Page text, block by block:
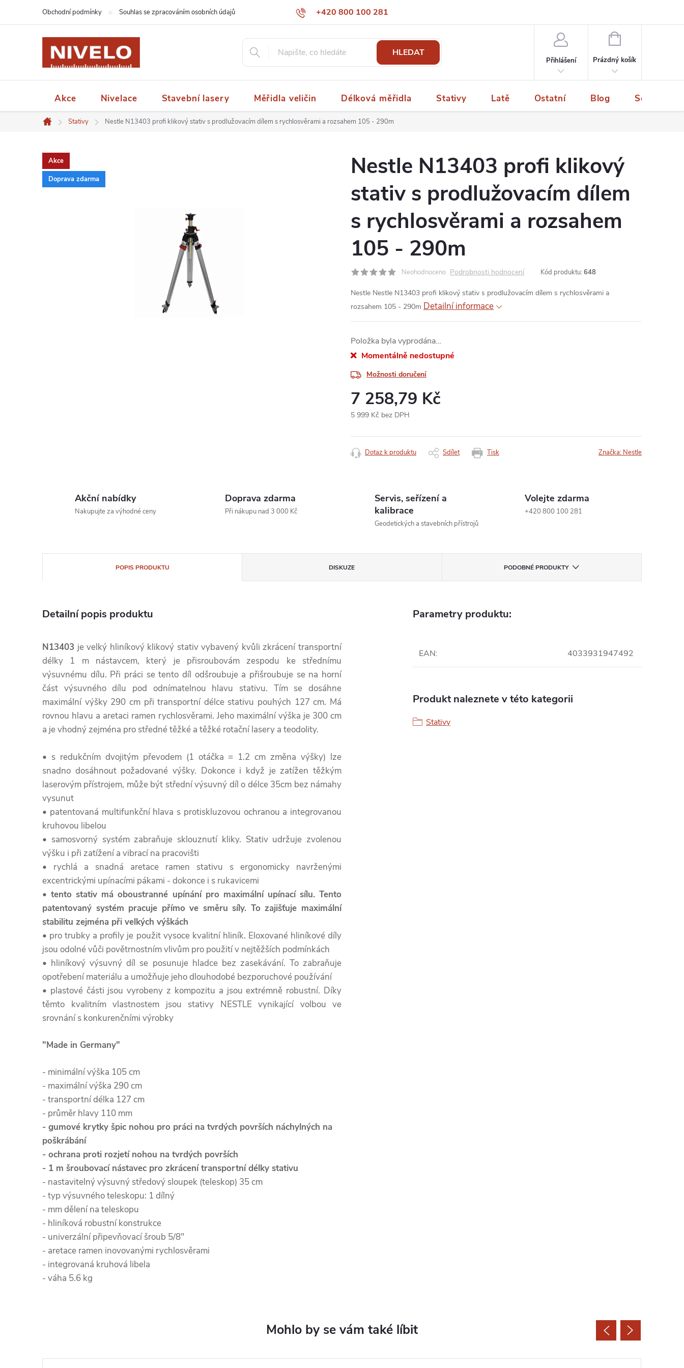
+420 800 100 281
papaspol@papaspol.cz
Obchodní podmínky Souhlas se zpracováním osobních údajů
HLEDAT
Přihlášení
NÁKUPNÍ
Prázdný košík
Akce Nivelace Stavební lasery Měřidla veličin Délková měřidla Stativy Latě Ostatní Blog Servis a
Domů
Stativy Nestle N13403 profi klikový stativ s prodlužovacím dílem s rychlosvěrami a rozsahem 105 - 290m
Akce
Doprava zdarma
Nestle N13403 profi klikový
stativ s prodlužovacím dílem
s rychlosvěrami a rozsahem
105 - 290m
Neohodnoceno Podrobnosti hodnocení Kód produktu: 648
Nestle Nestle N13403 profi klikový stativ s prodlužovacím dílem s rychlosvěrami a
rozsahem 105 - 290m Detailní informace
Položka byla vyprodána…
Momentálně nedostupné
Možnosti doručení
7 258,79 Kč
5 999 Kč bez DPH
cena:
Tisk
Dotaz k produktu Sdílet Značka: Nestle
Akční nabídky
Nakupujte za výhodné ceny
Doprava zdarma
Při nákupu nad 3 000 Kč
Servis, seřízení a
kalibrace
Geodetických a stavebních přístrojů
Volejte zdarma
+420 800 100 281
POPIS PRODUKTU DISKUZE PODOBNÉ PRODUKTY
Detailní popis produktu
N13403 je velký hliníkový klikový stativ vybavený kvůli zkrácení transportní
délky 1 m nástavcem, který je přisroubovám zespodu ke střednímu
výsuvnému dílu. Při práci se tento díl odšroubuje a přišroubuje se na horní
část výsuvného dílu pod odnímatelnou hlavu stativu. Tím se dosáhne
maximální výšky 290 cm při transportní délce stativu pouhých 127 cm. Má
rovnou hlavu a aretaci ramen rychlosvěrami. Jeho maximální výška je 300 cm
a je vhodný zejména pro středné těžké a těžké rotační lasery a teodolity.
• s redukčním dvojitým převodem (1 otáčka = 1.2 cm změna výšky) lze
snadno dosáhnout požadované výšky. Dokonce i když je zatížen těžkým
laserovým přístrojem, může být střední výsuvný díl o délce 35cm bez námahy
vysunut
• patentovaná multifunkční hlava s protiskluzovou ochranou a integrovanou
kruhovou libelou
• samosvorný systém zabraňuje sklouznutí kliky. Stativ udržuje zvolenou
výšku i při zatížení a vibrací na pracovišti
• rychlá a snadná aretace ramen stativu s ergonomicky navrženými
excentrickými upínacími pákami - dokonce i s rukavicemi
• tento stativ má oboustranné upínání pro maximální upínací sílu. Tento
patentovaný systém pracuje přímo ve směru síly. To zajišťuje maximální
stabilitu zejména při velkých výškách
• pro trubky a profily je použit vysoce kvalitní hliník. Eloxované hliníkové díly
jsou odolné vůči povětrnostním vlivům pro použití v nejtěžších podmínkách
• hliníkový výsuvný díl se posunuje hladce bez zasekávání. To zabraňuje
opotřebení materiálu a umožňuje jeho dlouhodobé bezporuchové používání
• plastové části jsou vyrobeny z kompozitu a jsou extrémně robustní. Díky
těmto kvalitním vlastnostem jsou stativy NESTLE vynikající volbou ve
srovnání s konkurenčními výrobky
"Made in Germany"
- minimální výška 105 cm
- maximální výška 290 cm
- transportní délka 127 cm
- průměr hlavy 110 mm
- gumové krytky špic nohou pro práci na tvrdých površích náchylných na
poškrábání
- ochrana proti rozjetí nohou na tvrdých površích
- 1 m šroubovací nástavec pro zkrácení transportní délky stativu
- nastavitelný výsuvný středový sloupek (teleskop) 35 cm
- typ výsuvného teleskopu: 1 dílný
- mm dělení na teleskopu
- hliníková robustní konstrukce
- univerzální připevňovací šroub 5/8"
- aretace ramen inovovanými rychlosvěrami
- integrovaná kruhová libela
- váha 5.6 kg
Parametry produktu:
EAN: 4033931947492
Produkt naleznete v této kategorii
Stativy